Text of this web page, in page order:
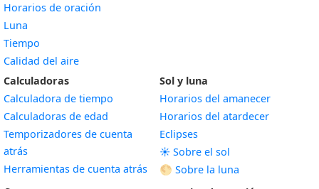
Horarios de oración
Luna
Tiempo
Calidad del aire
Calculadoras
Calculadora de tiempo
Calculadoras de edad
Temporizadores de cuenta
atrás
Herramientas de cuenta atrás
Sol y luna
Horarios del amanecer
Horarios del atardecer
Eclipses
☀️ Sobre el sol
🌕 Sobre la luna